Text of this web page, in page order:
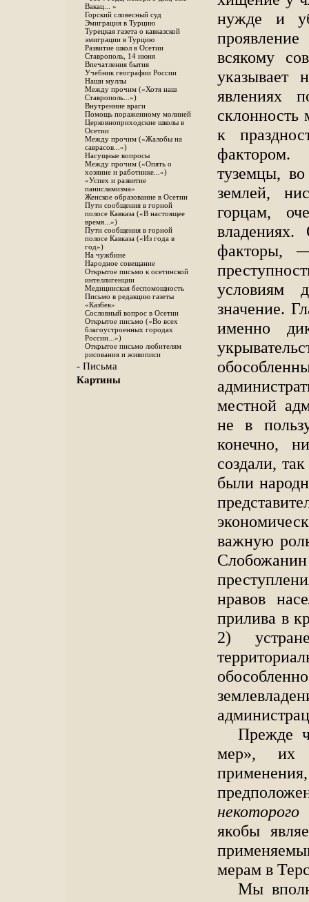
Вакац... »
Горский словесный суд
Эмиграция в Турцию
Турецкая газета о кавказской
эмиграции в Турцию
Развитие школ в Осетии
Ставрополь, 14 июня
Впечатления бытия
Учебник географии России
Наши муллы
Между прочим («Хотя наш
Ставрополь...»)
Внутренние враги
Помощь пораженному молнией
Церковноприходские школы в
Осетии
Между прочим («Жалобы на
саврасов...»)
Насущные вопросы
Между прочим («Опять о
хозяине и работнике...»)
«Успех и развитие
панисламизма»
Женское образование в Осетии
Пути сообщения в горной
полосе Кавказа («В настоящее
время...»)
Пути сообщения в горной
полосе Кавказа («Из года в
год»)
На чужбине
Народное совещание
Открытое письмо к осетинской
интеллигенции
Медицинская беспомощность
Письмо в редакцию газеты
«Каз6ек»
Сословный вопрос в Осетии
Открытое письмо («Во всех
благоустроенных городах
России...»)
Открытое письмо любителям
рисования и живописи
- Письма
Картины
нужде и
всякому
указывает
явлениях
склонность
к
фактором.
туземцы,
землей,
горцам,
владениях.
факторы,
условиям
значение.
именно
местной
не в
конечно,
создали,
были
важную
нравов
прилива в
2)
Прежде
мер», их
якобы
мерам в
Мы